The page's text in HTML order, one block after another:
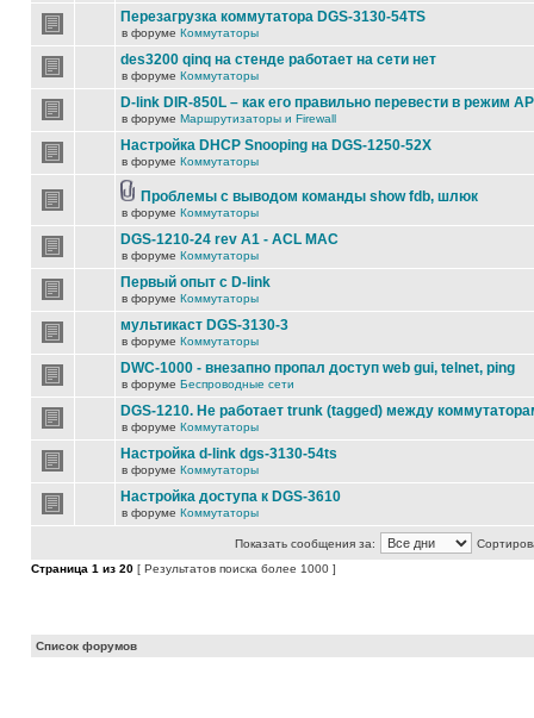
Перезагрузка коммутатора DGS-3130-54TS
в форуме Коммутаторы
des3200 qinq на стенде работает на сети нет
в форуме Коммутаторы
D-link DIR-850L – как его правильно перевести в режим
в форуме Маршрутизаторы и Firewall
Настройка DHCP Snooping на DGS-1250-52X
в форуме Коммутаторы
Проблемы с выводом команды show fdb, шлюк
в форуме Коммутаторы
DGS-1210-24 rev A1 - ACL MAC
в форуме Коммутаторы
Первый опыт с D-link
в форуме Коммутаторы
мультикаст DGS-3130-3
в форуме Коммутаторы
DWC-1000 - внезапно пропал доступ web gui, telnet, ping
в форуме Беспроводные сети
DGS-1210. Не работает trunk (tagged) между
в форуме Коммутаторы
Настройка d-link dgs-3130-54ts
в форуме Коммутаторы
Настройка доступа к DGS-3610
в форуме Коммутаторы
Показать сообщения за:
Страница 1 из 20 [ Результатов поиска более 1000 ]
Список форумов